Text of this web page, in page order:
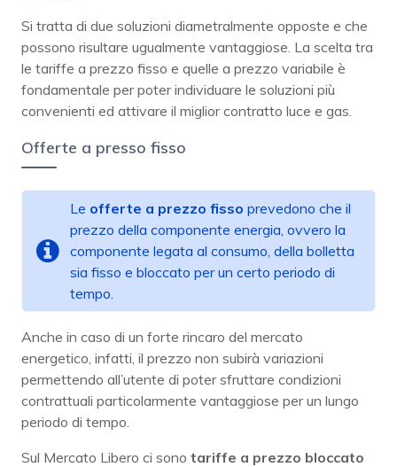
Si tratta di due soluzioni diametralmente opposte e che
possono risultare ugualmente vantaggiose. La scelta tra
le tariffe a prezzo fisso e quelle a prezzo variabile è
fondamentale per poter individuare le soluzioni più
convenienti ed attivare il miglior contratto luce e gas.
Offerte a presso fisso
Le offerte a prezzo fisso prevedono che il
prezzo della componente energia, ovvero la
componente legata al consumo, della bolletta
sia fisso e bloccato per un certo periodo di
tempo.
Anche in caso di un forte rincaro del mercato
energetico, infatti, il prezzo non subirà variazioni
permettendo all’utente di poter sfruttare condizioni
contrattuali particolarmente vantaggiose per un lungo
periodo di tempo.
Sul Mercato Libero ci sono tariffe a prezzo bloccato